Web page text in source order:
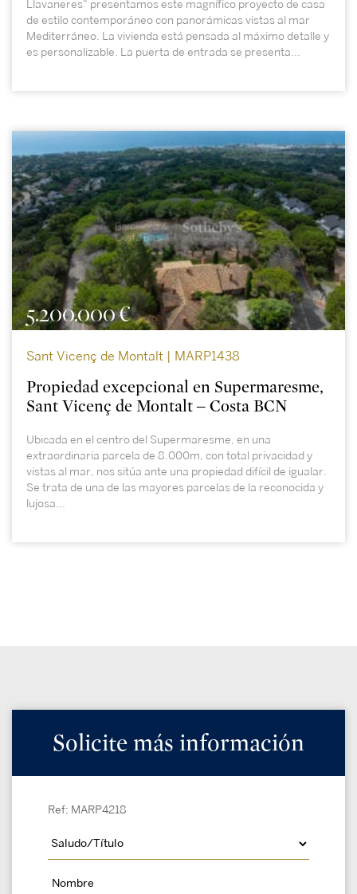
Llavaneres" presentamos este magnífico proyecto de casa
de estilo contemporáneo con panorámicas vistas al mar
Mediterráneo. La vivienda está pensada al máximo detalle y
es personalizable. La puerta de entrada se presenta...
5.200.000 €
Sant Vicenç de Montalt | MARP1438
Propiedad excepcional en Supermaresme,
Sant Vicenç de Montalt – Costa BCN
Ubicada en el centro del Supermaresme, en una
extraordinaria parcela de 8.000m, con total privacidad y
vistas al mar, nos sitúa ante una propiedad difícil de igualar.
Se trata de una de las mayores parcelas de la reconocida y
lujosa...
Solicite más información
Ref: MARP4218